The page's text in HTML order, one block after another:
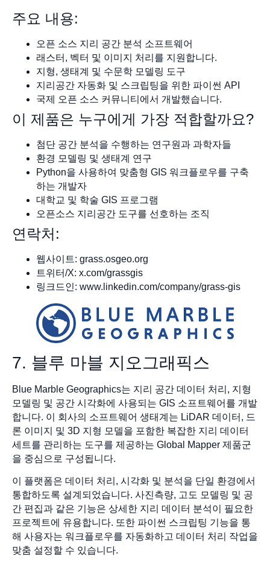
주요 내용:
오픈 소스 지리 공간 분석 소프트웨어
래스터, 벡터 및 이미지 처리를 지원합니다.
지형, 생태계 및 수문학 모델링 도구
지리공간 자동화 및 스크립팅을 위한 파이썬 API
국제 오픈 소스 커뮤니티에서 개발했습니다.
이 제품은 누구에게 가장 적합할까요?
첨단 공간 분석을 수행하는 연구원과 과학자들
환경 모델링 및 생태계 연구
Python을 사용하여 맞춤형 GIS 워크플로우를 구축
하는 개발자
대학교 및 학술 GIS 프로그램
오픈소스 지리공간 도구를 선호하는 조직
연락처:
웹사이트: grass.osgeo.org
트위터/X: x.com/grassgis
링크드인: www.linkedin.com/company/grass-gis
7. 블루 마블 지오그래픽스
Blue Marble Geographics는 지리 공간 데이터 처리, 지형
모델링 및 공간 시각화에 사용되는 GIS 소프트웨어를 개발
합니다. 이 회사의 소프트웨어 생태계는 LiDAR 데이터, 드
론 이미지 및 3D 지형 모델을 포함한 복잡한 지리 데이터
세트를 관리하는 도구를 제공하는 Global Mapper 제품군
을 중심으로 구성됩니다.
이 플랫폼은 데이터 처리, 시각화 및 분석을 단일 환경에서
통합하도록 설계되었습니다. 사진측량, 고도 모델링 및 공
간 편집과 같은 기능은 상세한 지리 데이터 분석이 필요한
프로젝트에 유용합니다. 또한 파이썬 스크립팅 기능을 통
해 사용자는 워크플로우를 자동화하고 데이터 처리 작업을
맞춤 설정할 수 있습니다.